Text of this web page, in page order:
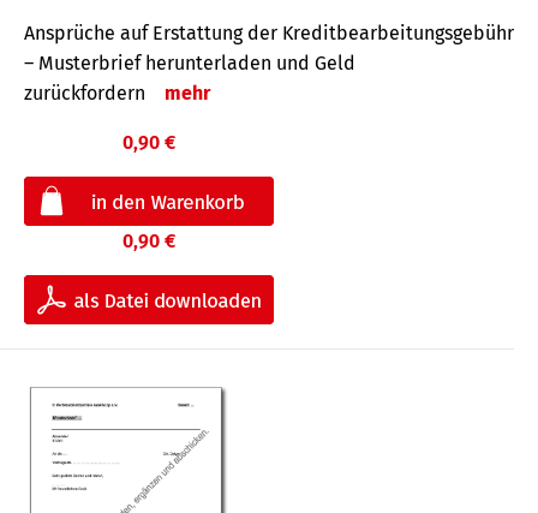
Ansprüche auf Erstattung der Kreditbearbeitungsgebühr
– Musterbrief herunterladen und Geld
zurückfordern
mehr
0,90 €
0,90 €